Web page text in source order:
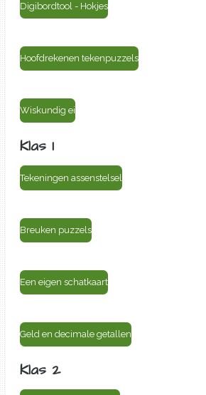
Digibordtool - Hokjes
Hoofdrekenen tekenpuzzels
Wiskundig ei
Klas 1
Tekeningen assenstelsel
Breuken puzzels
Een eigen schatkaart
Geld en decimale getallen
Klas 2